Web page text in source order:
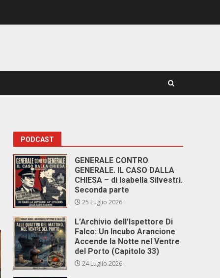
PODCAST
GENERALE CONTRO
GENERALE. IL CASO DALLA
CHIESA – di Isabella Silvestri.
Seconda parte
25 Luglio 2026
L’Archivio dell’Ispettore Di
Falco: Un Incubo Arancione
Accende la Notte nel Ventre
del Porto (Capitolo 33)
24 Luglio 2026